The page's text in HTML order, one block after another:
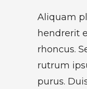
Aliquam
hendrerit
rhoncus.
rutrum
purus.